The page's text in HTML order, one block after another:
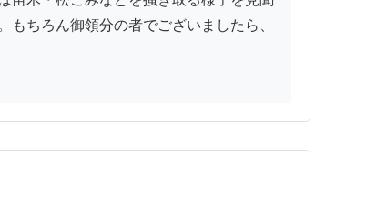
ちろん御領分の者でございましたら、